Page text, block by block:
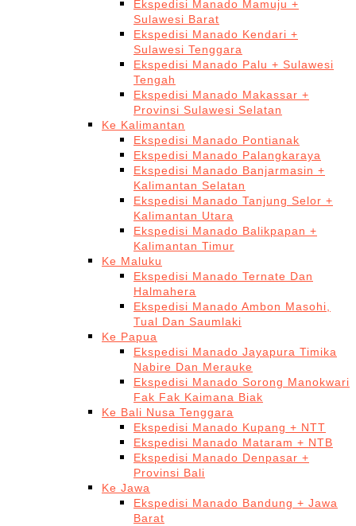
Ekspedisi Manado Mamuju +
Sulawesi Barat
Ekspedisi Manado Kendari +
Sulawesi Tenggara
Ekspedisi Manado Palu + Sulawesi
Tengah
Ekspedisi Manado Makassar +
Provinsi Sulawesi Selatan
Ke Kalimantan
Ekspedisi Manado Pontianak
Ekspedisi Manado Palangkaraya
Ekspedisi Manado Banjarmasin +
Kalimantan Selatan
Ekspedisi Manado Tanjung Selor +
Kalimantan Utara
Ekspedisi Manado Balikpapan +
Kalimantan Timur
Ke Maluku
Ekspedisi Manado Ternate Dan
Halmahera
Ekspedisi Manado Ambon Masohi,
Tual Dan Saumlaki
Ke Papua
Ekspedisi Manado Jayapura Timika
Nabire Dan Merauke
Ekspedisi Manado Sorong Manokwari
Fak Fak Kaimana Biak
Ke Bali Nusa Tenggara
Ekspedisi Manado Kupang + NTT
Ekspedisi Manado Mataram + NTB
Ekspedisi Manado Denpasar +
Provinsi Bali
Ke Jawa
Ekspedisi Manado Bandung + Jawa
Barat